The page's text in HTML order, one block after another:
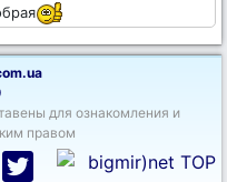
для ознакомления и
правом